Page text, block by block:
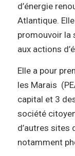
d’énergie
Atlantique.
promouvoir la
aux actions
Elle a pour
les Marais
capital et 3
société
d’autres sites
notamment